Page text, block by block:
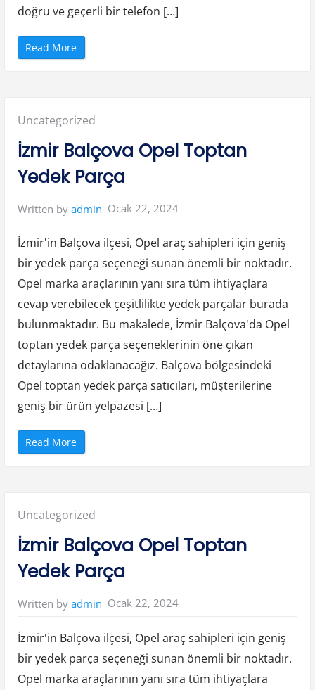
doğru ve geçerli bir telefon […]
Read More“
S
–
N
m
a
a
O
a
y
o
b
l
n
y
”
Posted
in:
Uncategorized
İzmir Balçova Opel Toptan
Yedek Parça
Written by admin Ocak 22, 2024
İzmir'in Balçova ilçesi, Opel araç sahipleri için geniş
bir yedek parça seçeneği sunan önemli bir noktadır.
Opel marka araçlarının yanı sıra tüm ihtiyaçlara
cevap verebilecek çeşitlilikte yedek parçalar burada
bulunmaktadır. Bu makalede, İzmir Balçova'da Opel
toptan yedek parça seçeneklerinin öne çıkan
detaylarına odaklanacağız. Balçova bölgesindeki
Opel toptan yedek parça satıcıları, müşterilerine
geniş bir ürün yelpazesi […]
Read More“
İ
l
v
a
p
e
T
o
a
n
e
e
Posted
in:
Uncategorized
İzmir Balçova Opel Toptan
Yedek Parça
Written by admin Ocak 22, 2024
İzmir'in Balçova ilçesi, Opel araç sahipleri için geniş
bir yedek parça seçeneği sunan önemli bir noktadır.
Opel marka araçlarının yanı sıra tüm ihtiyaçlara